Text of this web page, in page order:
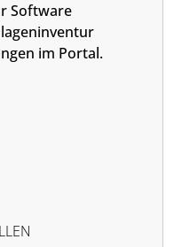
Software
im Portal.